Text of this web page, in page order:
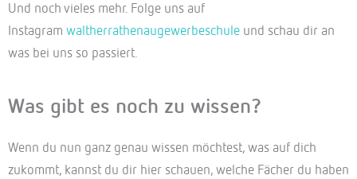
Und noch vieles mehr. Folge uns auf
Instagram waltherrathenaugewerbeschule und schau dir an
was bei uns so passiert.
Was gibt es noch zu wissen?
Wenn du nun ganz genau wissen möchtest, was auf dich
zukommt, kannst du dir hier schauen, welche Fächer du haben